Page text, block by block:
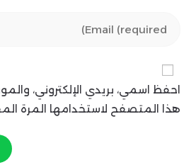
comment
your
address
to
comment
احفظ اسمي، بريدي الإلكتروني،
هذا المتصفح لاستخدامها المرة